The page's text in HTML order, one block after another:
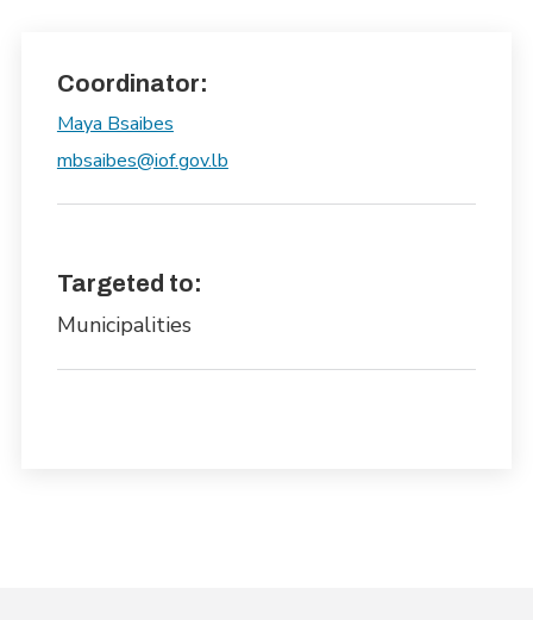
Coordinator:
Maya Bsaibes
mbsaibes@iof.gov.lb
Targeted to:
Municipalities